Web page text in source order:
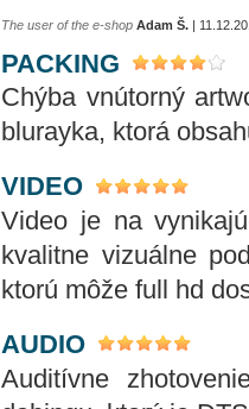
The user of the e-shop Adam Š. |
PACKING
Chýba vnútorný
blurayka, ktorá
VIDEO
Video je na
kvalitne vizuálne
ktorú môže full hd
AUDIO
Auditívne